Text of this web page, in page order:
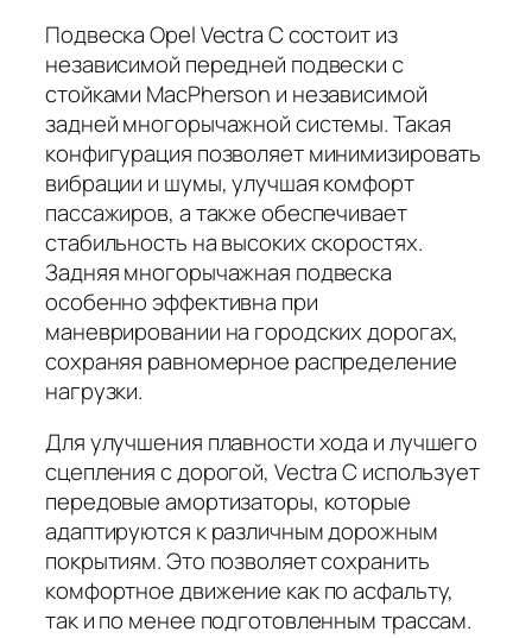
Подвеска Opel Vectra C состоит из
независимой передней подвески с
стойками MacPherson и независимой
задней многорычажной системы. Такая
конфигурация позволяет минимизировать
вибрации и шумы, улучшая комфорт
пассажиров, а также обеспечивает
стабильность на высоких скоростях.
Задняя многорычажная подвеска
особенно эффективна при
маневрировании на городских дорогах,
сохраняя равномерное распределение
нагрузки.
Для улучшения плавности хода и лучшего
сцепления с дорогой, Vectra C использует
передовые амортизаторы, которые
адаптируются к различным дорожным
покрытиям. Это позволяет сохранить
комфортное движение как по асфальту,
так и по менее подготовленным трассам.